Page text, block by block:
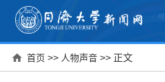
首页 >> 人物声音 >> 正文